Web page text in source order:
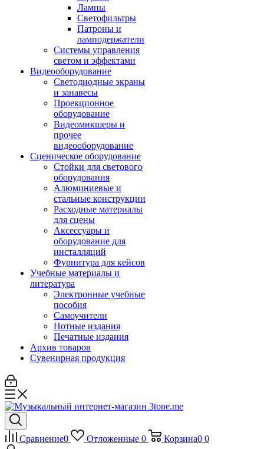
Лампы
Светофильтры
Патроны и
ламподержатели
Системы управления
светом и эффектами
Видеооборудование
Светодиодные экраны
и занавесы
Проекционное
оборудование
Видеомикшеры и
прочее
видеооборудование
Сценическое оборудование
Стойки для светового
оборудования
Алюминиевые и
стальные конструкции
Расходные материалы
для сцены
Аксессуары и
оборудование для
инсталляций
Фурнитура для кейсов
Учебные материалы и
литература
Электронные учебные
пособия
Самоучители
Нотные издания
Печатные издания
Архив товаров
Сувенирная продукция
Сравнение0 Отложенные 0 Корзина0 0